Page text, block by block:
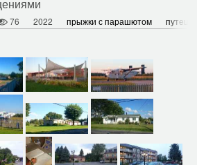
76 2022 прыжки с парашютом